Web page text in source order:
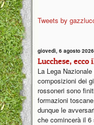
Tweets by
giovedì, 6 agosto
Lucchese, ecco
La Lega
composizioni dei
rossoneri sono
formazioni
dunque le
che comincerà il